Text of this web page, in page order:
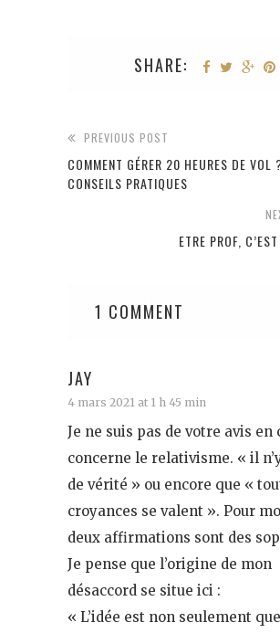
SHARE:
PREVIOUS POST
COMMENT GÉRER 20 HEURES DE VOL
CONSEILS PRATIQUES
ETRE PROF,
1 COMMENT
JAY
4 mars 2021 at 1 h 45 min
Je ne suis pas de votre avis en
concerne le relativisme. « il
de vérité » ou encore que «
croyances se valent ». Pour
deux affirmations sont des
Je pense que l’origine de mon
désaccord se situe ici :
« L’idée est non seulement